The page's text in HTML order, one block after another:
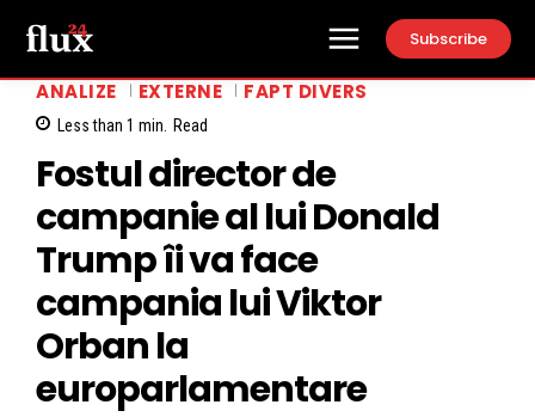
Subscribe
ANALIZE EXTERNE FAPT DIVERS
Less than 1 min. Read
Fostul director de
campanie al lui Donald
Trump îi va face
campania lui Viktor
Orban la
europarlamentare